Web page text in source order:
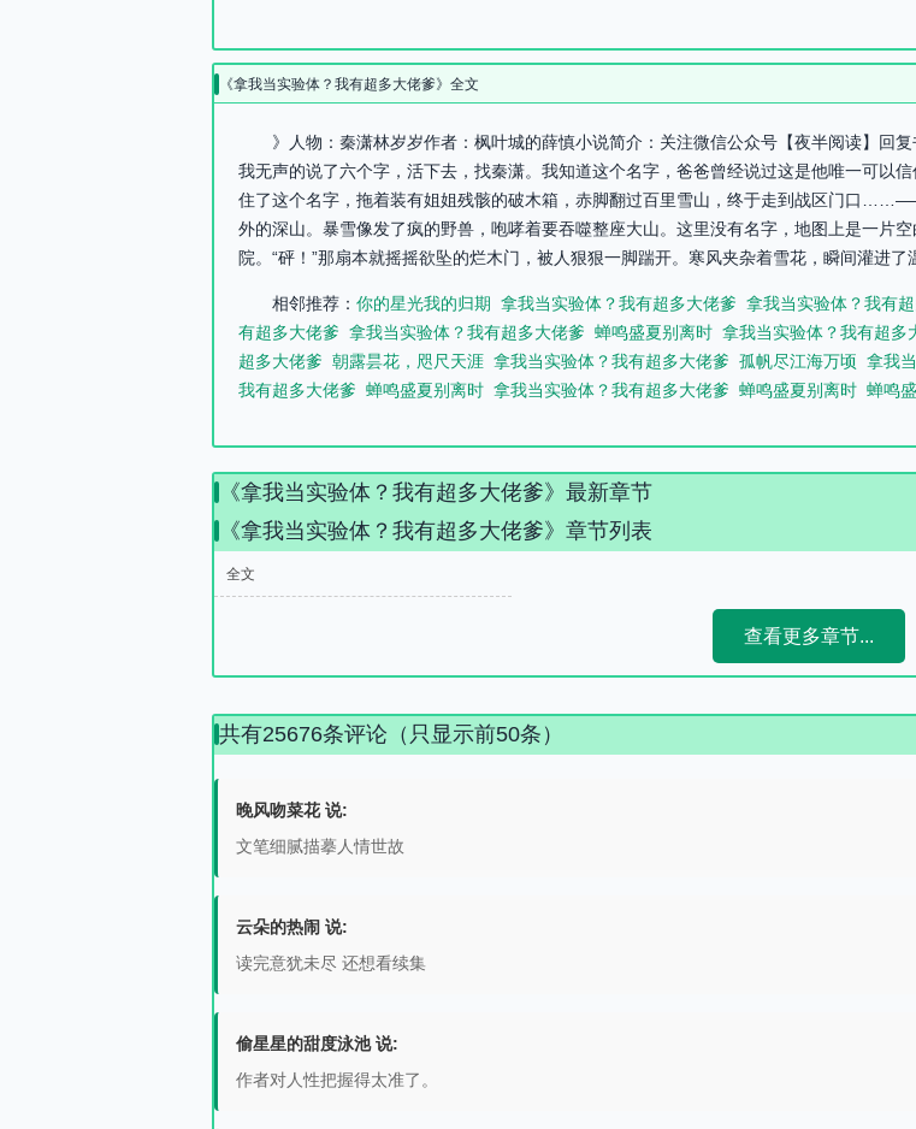
《拿我当实验体？我有超多大佬爹》全文
》人物：秦潇林岁岁作者：枫叶城的薛慎小说简介：关注微信公众号【夜半阅读】回
我无声的说了六个字，活下去，找秦潇。我知道这个名字，爸爸曾经说过这是他唯一可以
住了这个名字，拖着装有姐姐残骸的破木箱，赤脚翻过百里雪山，终于走到战区门
外的深山。暴雪像发了疯的野兽，咆哮着要吞噬整座大山。这里没有名字，地图上是一片
院。“砰！”那扇本就摇摇欲坠的烂木门，被人狠狠一脚踹开。寒风夹杂着雪花，瞬间灌进了
相邻推荐： 你的星光我的归期 拿我当实验体？我有超多大佬爹 拿我当实验体？我有
有超多大佬爹 拿我当实验体？我有超多大佬爹 蝉鸣盛夏别离时 拿我当实验体？我有超多
超多大佬爹 朝露昙花，咫尺天涯 拿我当实验体？我有超多大佬爹 孤帆尽江海万顷 拿我
我有超多大佬爹 蝉鸣盛夏别离时 拿我当实验体？我有超多大佬爹 蝉鸣盛夏别离时 蝉鸣
《拿我当实验体？我有超多大佬爹》最新章节
《拿我当实验体？我有超多大佬爹》章节列表
全文
查看更多章节...
共有25676条评论（只显示前50条）
晚风吻菜花 说:
文笔细腻描摹人情世故
云朵的热闹 说:
读完意犹未尽 还想看续集
偷星星的甜度泳池 说:
作者对人性把握得太准了。